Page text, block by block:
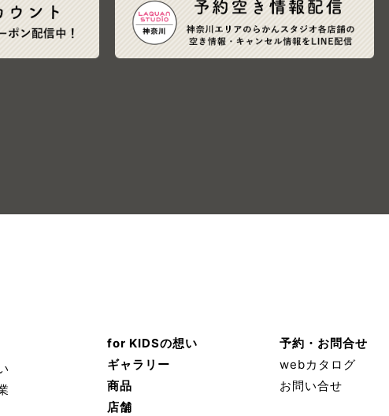
for KIDSの想い
ギャラリー
商品
店舗
予約・お問合せ
webカタログ
お問い合せ